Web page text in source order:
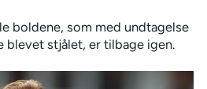
boldene, som med undtagelse
blevet stjålet, er tilbage igen.